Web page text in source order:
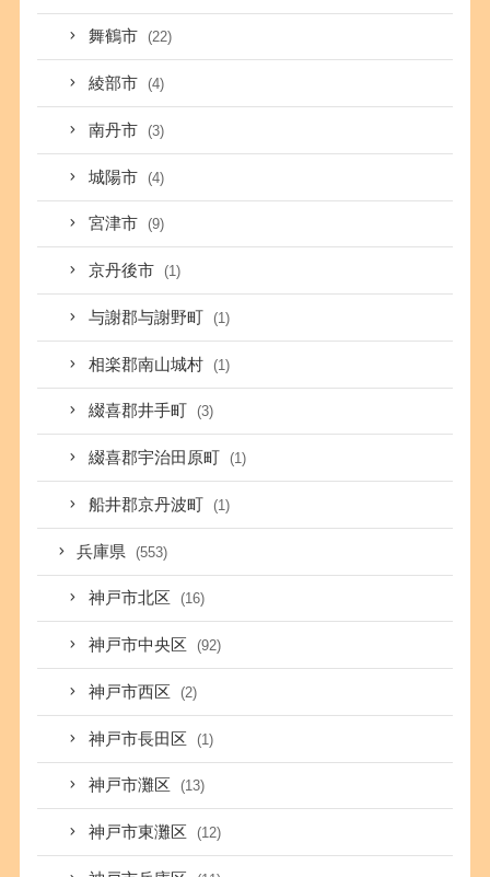
舞鶴市 (22)
綾部市 (4)
南丹市 (3)
城陽市 (4)
宮津市 (9)
京丹後市 (1)
与謝郡与謝野町 (1)
相楽郡南山城村 (1)
綴喜郡井手町 (3)
綴喜郡宇治田原町 (1)
船井郡京丹波町 (1)
兵庫県 (553)
神戸市北区 (16)
神戸市中央区 (92)
神戸市西区 (2)
神戸市長田区 (1)
神戸市灘区 (13)
神戸市東灘区 (12)